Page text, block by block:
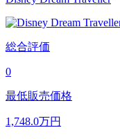
総合評価
0
最低販売価格
1,748.0万円